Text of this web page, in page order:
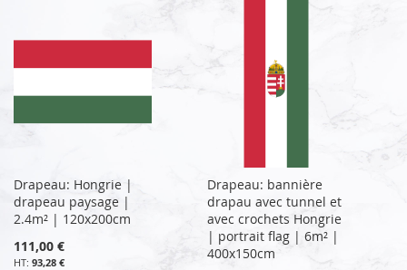
Drapeau: Hongrie |
drapeau paysage |
2.4m² | 120x200cm
111,00 €
93,28 €
Drapeau: bannière
drapau avec tunnel et
avec crochets Hongrie
| portrait flag | 6m² |
400x150cm